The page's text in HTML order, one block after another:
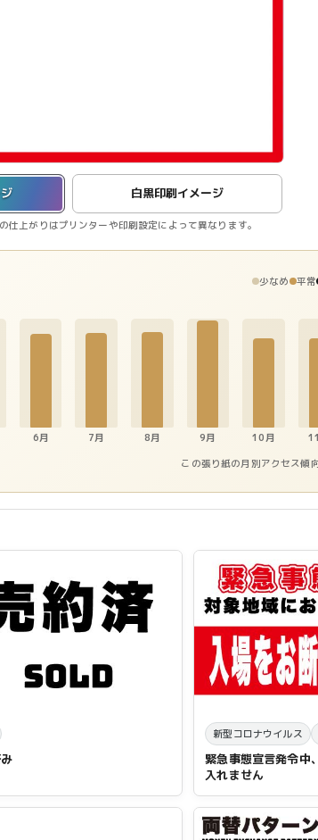
白黒印刷イメージ
仕上がりはプリンターや印刷設定によって異なります。
少なめ 平常
6月 7月 8月 9月 10月
この張り紙の月別アクセス傾
新型コロナウイルス
緊急事態宣言発令中
入れません